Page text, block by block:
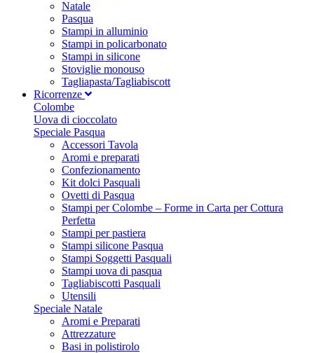
Natale
Pasqua
Stampi in alluminio
Stampi in policarbonato
Stampi in silicone
Stoviglie monouso
Tagliapasta/Tagliabiscott
Ricorrenze
Colombe
Uova di cioccolato
Speciale Pasqua
Accessori Tavola
Aromi e preparati
Confezionamento
Kit dolci Pasquali
Ovetti di Pasqua
Stampi per Colombe – Forme in Carta per Cottura
Perfetta
Stampi per pastiera
Stampi silicone Pasqua
Stampi Soggetti Pasquali
Stampi uova di pasqua
Tagliabiscotti Pasquali
Utensili
Speciale Natale
Aromi e Preparati
Attrezzature
Basi in polistirolo